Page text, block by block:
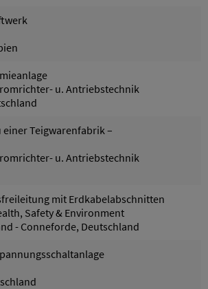
u. Antriebstechnik
einer Teigwarenfabrik –
u. Antriebstechnik
mit Erdkabelabschnitten
Safety & Environment
- Conneforde, Deutschland